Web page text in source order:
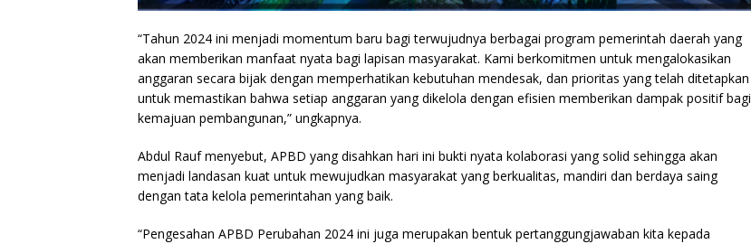
“Tahun 2024 ini menjadi momentum baru bagi terwujudnya berbagai program pemerintah daerah yang
akan memberikan manfaat nyata bagi lapisan masyarakat. Kami berkomitmen untuk mengalokasikan
anggaran secara bijak dengan memperhatikan kebutuhan mendesak, dan prioritas yang telah ditetapkan
untuk memastikan bahwa setiap anggaran yang dikelola dengan efisien memberikan dampak positif bagi
kemajuan pembangunan,” ungkapnya.
Abdul Rauf menyebut, APBD yang disahkan hari ini bukti nyata kolaborasi yang solid sehingga akan
menjadi landasan kuat untuk mewujudkan masyarakat yang berkualitas, mandiri dan berdaya saing
dengan tata kelola pemerintahan yang baik.
“Pengesahan APBD Perubahan 2024 ini juga merupakan bentuk pertanggungjawaban kita kepada